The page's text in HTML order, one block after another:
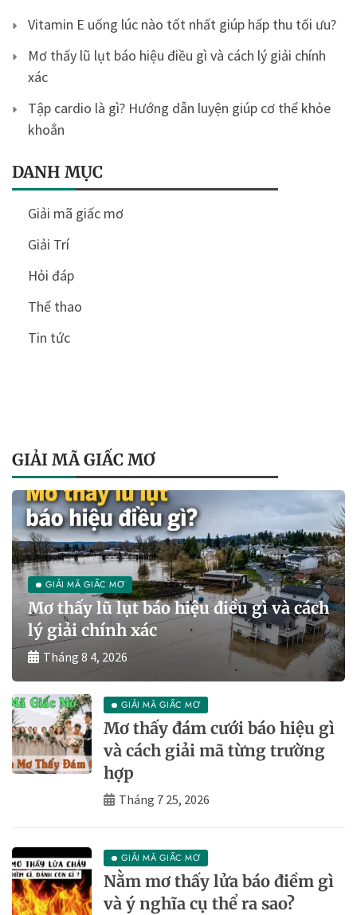
Vitamin E uống lúc nào tốt nhất giúp hấp thu tối ưu?
Mơ thấy lũ lụt báo hiệu điều gì và cách lý giải chính
xác
Tập cardio là gì? Hướng dẫn luyện giúp cơ thể khỏe
khoắn
DANH MỤC
Giải mã giấc mơ
Giải Trí
Hỏi đáp
Thể thao
Tin tức
GIẢI MÃ GIẤC MƠ
GIẢI MÃ GIẤC MƠ
Mơ thấy lũ lụt báo hiệu điều gì và cách
lý giải chính xác
Tháng 8 4, 2026
GIẢI MÃ GIẤC MƠ
Mơ thấy đám cưới báo hiệu gì
và cách giải mã từng trường
hợp
Tháng 7 25, 2026
GIẢI MÃ GIẤC MƠ
Nằm mơ thấy lửa báo điềm gì
và ý nghĩa cụ thể ra sao?